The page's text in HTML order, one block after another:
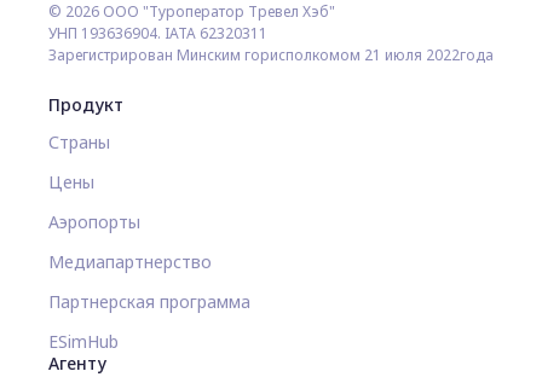
© 2026 ООО "Туроператор Тревел Хэб"
УНП 193636904. IATA 62320311
Зарегистрирован Минским горисполкомом 21 июля 2022года
Продукт
Страны
Цены
Аэропорты
Медиапартнерство
Партнерская программа
ESimHub
Агенту